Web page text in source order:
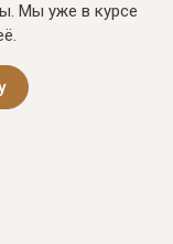
Мы уже в курсе